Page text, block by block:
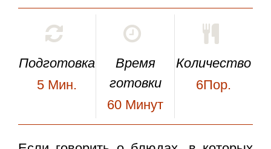
Подготовка
5 Мин.
Время
готовки
60 Минут
Количество
6Пор.